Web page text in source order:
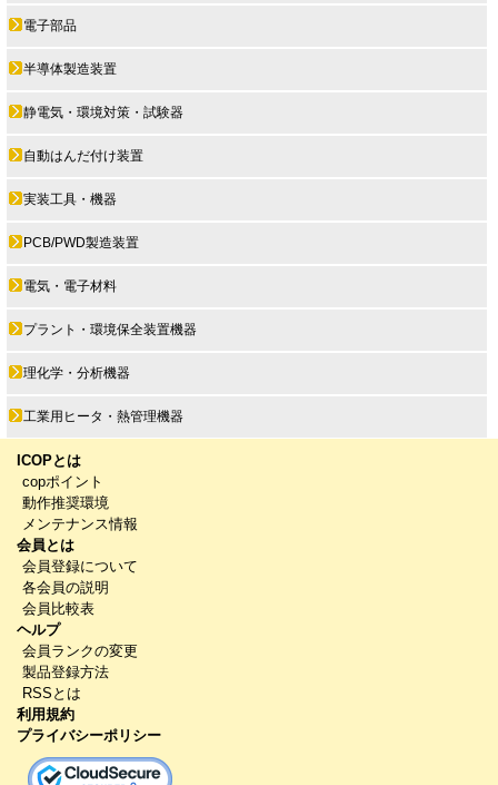
電子部品
半導体製造装置
静電気・環境対策・試験器
自動はんだ付け装置
実装工具・機器
PCB/PWD製造装置
電気・電子材料
プラント・環境保全装置機器
理化学・分析機器
工業用ヒータ・熱管理機器
ICOPとは
copポイント
動作推奨環境
メンテナンス情報
会員とは
会員登録について
各会員の説明
会員比較表
ヘルプ
会員ランクの変更
製品登録方法
RSSとは
利用規約
プライバシーポリシー